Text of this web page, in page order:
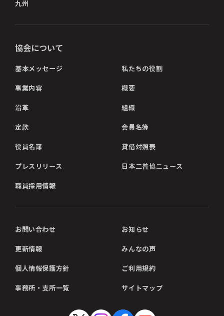
九州
協会について
基本メッセージ 私たちの役割
事業内容 概要
沿革 組織
定款 会員名簿
役員名簿 貸借対照表
プレスリリース 日本二普協ニュース
職員採用情報
お問い合わせ お知らせ
更新情報 みんなの声
個人情報保護方針 ご利用規約
事務所・支所一覧 サイトマップ